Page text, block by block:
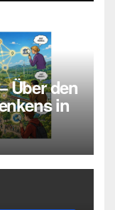
Über den
in